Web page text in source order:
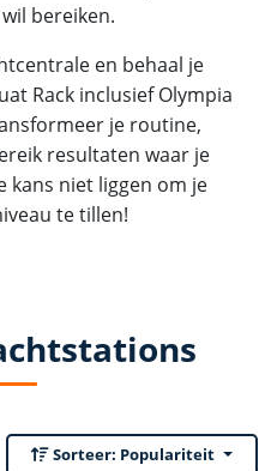
bereiken.
en behaal je
Rack inclusief Olympia
je routine,
resultaten waar je
kans niet liggen om je
te tillen!
Sorteer: Populariteit